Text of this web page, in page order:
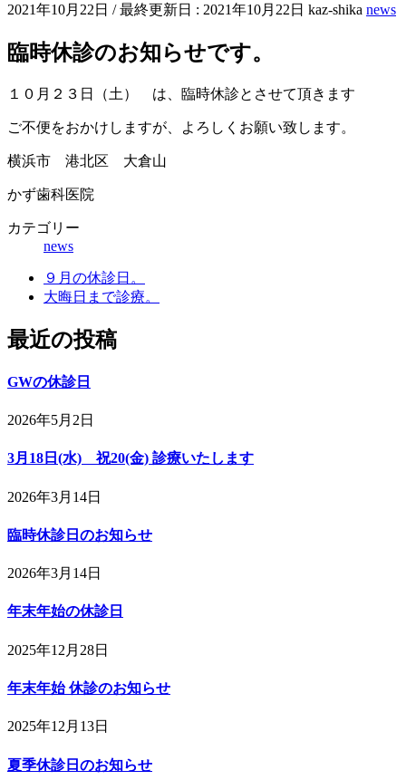
2021年10月22日 / 最終更新日 : 2021年10月22日 kaz-shika news
臨時休診のお知らせです。
１０月２３日（土） は、臨時休診とさせて頂きます
ご不便をおかけしますが、よろしくお願い致します。
横浜市 港北区 大倉山
かず歯科医院
カテゴリー
news
９月の休診日。
大晦日まで診療。
最近の投稿
GWの休診日
2026年5月2日
3月18日(水) 祝20(金) 診療いたします
2026年3月14日
臨時休診日のお知らせ
2026年3月14日
年末年始の休診日
2025年12月28日
年末年始 休診のお知らせ
2025年12月13日
夏季休診日のお知らせ